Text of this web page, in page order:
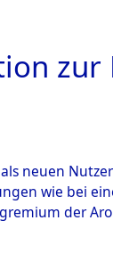
zur
neuen
wie bei
der